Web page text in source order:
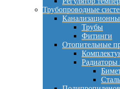
Трубопроводные
Трубы
Фитинги
Отопительные
Радиаторы